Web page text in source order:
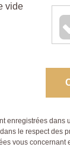
vide
enregistrées
le respect des
vous